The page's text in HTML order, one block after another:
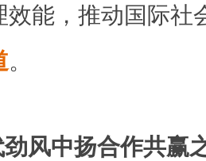
效能，推动国际社
。
劲风中扬合作共赢